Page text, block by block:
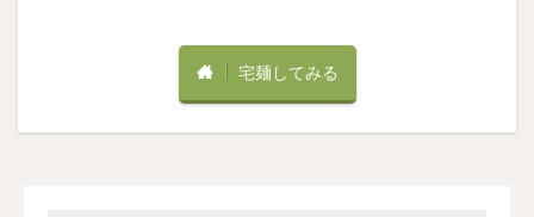
宅麺してみる